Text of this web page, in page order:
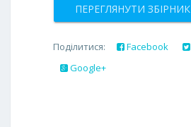
ПЕРЕГЛЯНУТИ ЗБІРНИК
Поділитися: Facebook
Google+